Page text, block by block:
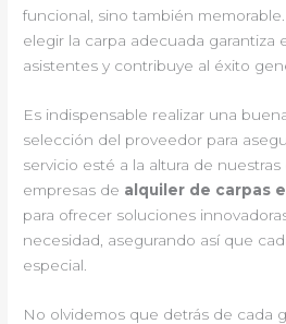
funcional, sino también
elegir la carpa adecuada garantiza
asistentes y contribuye al éxito
Es indispensable realizar una
selección del proveedor para
servicio esté a la altura de
empresas de alquiler de carpas
para ofrecer soluciones
necesidad, asegurando así que
especial.
No olvidemos que detrás de cada